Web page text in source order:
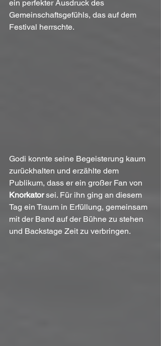
ein perfekter Ausdruck des
Gemeinschaftsgefühls, das auf dem
Festival herrschte.
Godi konnte seine Begeisterung kaum
zurückhalten und erzählte dem
Publikum, dass er ein großer Fan von
Knorkator sei. Für ihn ging an diesem
Tag ein Traum in Erfüllung, gemeinsam
mit der Band auf der Bühne zu stehen
und Backstage Zeit zu verbringen.